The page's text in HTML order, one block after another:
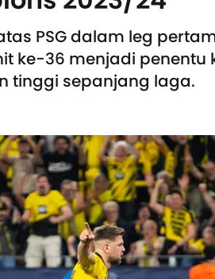
PSG dalam leg
ke-36 menjadi
tinggi sepanjang laga.